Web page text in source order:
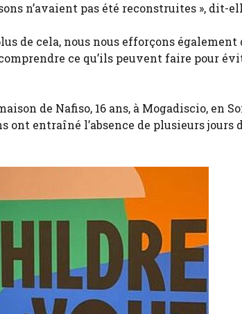
n’avaient pas été reconstruites », dit-
de cela, nous nous efforçons également
ce qu’ils peuvent faire pour
de Nafiso, 16 ans, à Mogadiscio, en
ont entraîné l’absence de plusieurs jours